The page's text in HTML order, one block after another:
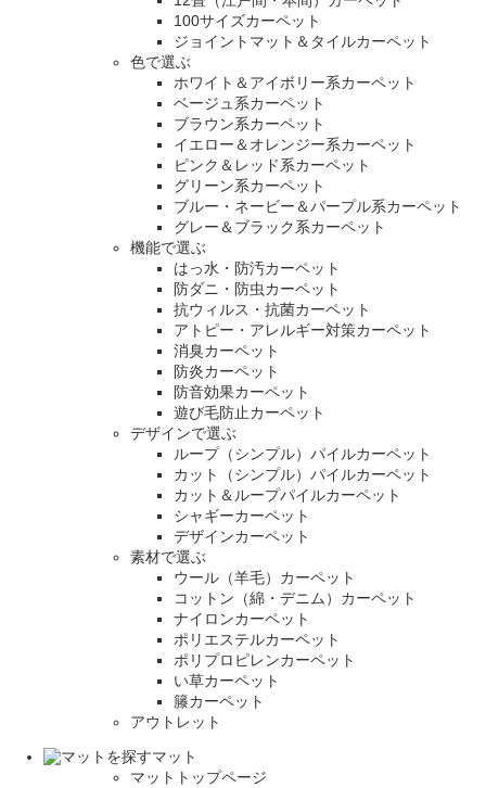
100サイズカーペット
ジョイントマット＆タイルカーペット
色で選ぶ
ホワイト＆アイボリー系カーペット
ベージュ系カーペット
ブラウン系カーペット
イエロー＆オレンジー系カーペット
ピンク＆レッド系カーペット
グリーン系カーペット
ブルー・ネービー＆パープル系カーペット
グレー＆ブラック系カーペット
機能で選ぶ
はっ水・防汚カーペット
防ダニ・防虫カーペット
抗ウィルス・抗菌カーペット
アトピー・アレルギー対策カーペット
消臭カーペット
防炎カーペット
防音効果カーペット
遊び毛防止カーペット
デザインで選ぶ
ループ（シンプル）パイルカーペット
カット（シンプル）パイルカーペット
カット＆ループパイルカーペット
シャギーカーペット
デザインカーペット
素材で選ぶ
ウール（羊毛）カーペット
コットン（綿・デニム）カーペット
ナイロンカーペット
ポリエステルカーペット
ポリプロピレンカーペット
い草カーペット
籐カーペット
アウトレット
マット
マットトップページ